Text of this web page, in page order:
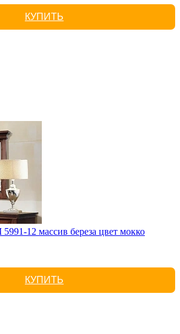
КУПИТЬ
12 массив береза цвет мокко
КУПИТЬ